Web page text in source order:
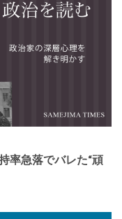
率急落でバレた“頑